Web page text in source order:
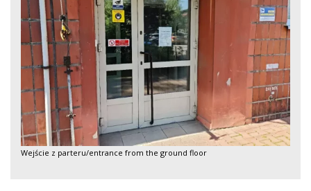
Wejście z parteru/entrance from the ground floor